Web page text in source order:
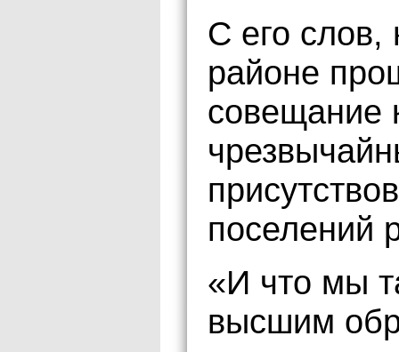
С его слов,
районе
совещание
поселений
«И что мы
высшим